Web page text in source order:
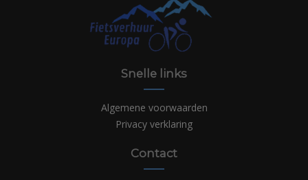
Snelle links
Algemene voorwaarden
Privacy verklaring
Contact